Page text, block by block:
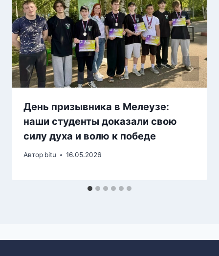
День призывника в Мелеузе:
наши студенты доказали свою
силу духа и волю к победе
Автор bitu 16.05.2026